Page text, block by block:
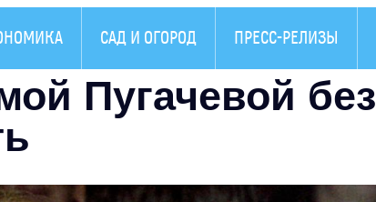
САД И ОГОРОД ПРЕСС-РЕЛИЗЫ
Пугачевой без